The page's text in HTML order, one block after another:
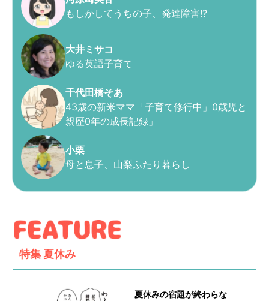
もしかしてうちの子、発達障害!?
大井ミサコ
ゆる英語子育て
千代田橋そあ
43歳の新米ママ「子育て修行中」0歳児と
親歴0年の成長記録」
小栗
母と息子、山梨ふたり暮らし
特集 夏休み
夏休みの宿題が終わらな